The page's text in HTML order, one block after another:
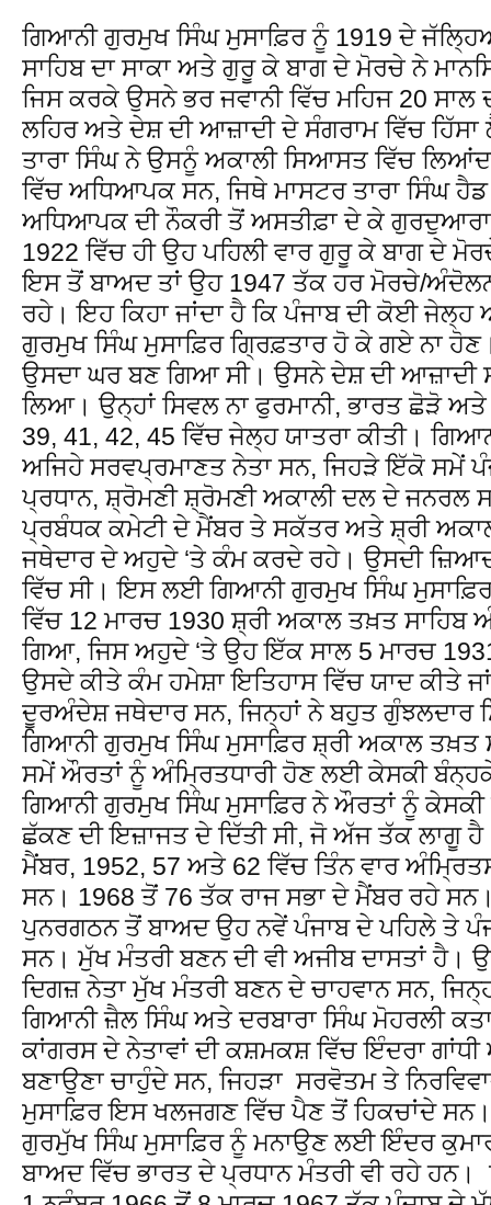
ਗਿਆਨੀ ਗੁਰਮੁਖ ਸਿੰਘ ਮੁਸਾਫ਼ਿਰ ਨੂੰ 1919 ਦੇ
ਸਾਹਿਬ ਦਾ ਸਾਕਾ ਅਤੇ ਗੁਰੂ ਕੇ ਬਾਗ ਦੇ ਮੋਰਚੇ ਨੇ
ਜਿਸ ਕਰਕੇ ਉਸਨੇ ਭਰ ਜਵਾਨੀ ਵਿੱਚ ਮਹਿਜ 20
ਲਹਿਰ ਅਤੇ ਦੇਸ਼ ਦੀ ਆਜ਼ਾਦੀ ਦੇ ਸੰਗਰਾਮ ਵਿੱਚ ਹਿੱਸਾ
ਤਾਰਾ ਸਿੰਘ ਨੇ ਉਸਨੂੰ ਅਕਾਲੀ ਸਿਆਸਤ ਵਿੱਚ
ਵਿੱਚ ਅਧਿਆਪਕ ਸਨ, ਜਿਥੇ ਮਾਸਟਰ ਤਾਰਾ ਸਿੰਘ
ਅਧਿਆਪਕ ਦੀ ਨੌਕਰੀ ਤੋਂ ਅਸਤੀਫ਼ਾ ਦੇ ਕੇ
1922 ਵਿੱਚ ਹੀ ਉਹ ਪਹਿਲੀ ਵਾਰ ਗੁਰੂ ਕੇ ਬਾਗ ਦੇ
ਇਸ ਤੋਂ ਬਾਅਦ ਤਾਂ ਉਹ 1947 ਤੱਕ ਹਰ ਮੋਰਚੇ/
ਰਹੇ। ਇਹ ਕਿਹਾ ਜਾਂਦਾ ਹੈ ਕਿ ਪੰਜਾਬ ਦੀ ਕੋਈ ਜੇਲ੍ਹ
ਗੁਰਮੁਖ ਸਿੰਘ ਮੁਸਾਫ਼ਿਰ ਗ੍ਰਿਫ਼ਤਾਰ ਹੋ ਕੇ ਗਏ ਨਾ
ਉਸਦਾ ਘਰ ਬਣ ਗਿਆ ਸੀ। ਉਸਨੇ ਦੇਸ਼ ਦੀ ਆਜ਼ਾਦੀ
ਲਿਆ। ਉਨ੍ਹਾਂ ਸਿਵਲ ਨਾ ਫੁਰਮਾਨੀ, ਭਾਰਤ ਛੋੜੋ
39, 41, 42, 45 ਵਿੱਚ ਜੇਲ੍ਹ ਯਾਤਰਾ ਕੀਤੀ।
ਅਜਿਹੇ ਸਰਵਪ੍ਰਮਾਣਤ ਨੇਤਾ ਸਨ, ਜਿਹੜੇ ਇੱਕੋ ਸਮੇਂ
ਪ੍ਰਧਾਨ, ਸ਼੍ਰੋਮਣੀ ਸ਼੍ਰੋਮਣੀ ਅਕਾਲੀ ਦਲ ਦੇ ਜਨਰਲ
ਪ੍ਰਬੰਧਕ ਕਮੇਟੀ ਦੇ ਮੈਂਬਰ ਤੇ ਸਕੱਤਰ ਅਤੇ ਸ਼੍ਰੀ
ਜਥੇਦਾਰ ਦੇ ਅਹੁਦੇ ‘ਤੇ ਕੰਮ ਕਰਦੇ ਰਹੇ। ਉਸਦੀ
ਵਿੱਚ ਸੀ। ਇਸ ਲਈ ਗਿਆਨੀ ਗੁਰਮੁਖ ਸਿੰਘ
ਵਿੱਚ 12 ਮਾਰਚ 1930 ਸ਼੍ਰੀ ਅਕਾਲ ਤਖ਼ਤ ਸਾਹਿਬ
ਗਿਆ, ਜਿਸ ਅਹੁਦੇ ‘ਤੇ ਉਹ ਇੱਕ ਸਾਲ 5 ਮਾਰਚ
ਉਸਦੇ ਕੀਤੇ ਕੰਮ ਹਮੇਸ਼ਾ ਇਤਿਹਾਸ ਵਿੱਚ ਯਾਦ ਕੀਤੇ
ਦੂਰਅੰਦੇਸ਼ ਜਥੇਦਾਰ ਸਨ, ਜਿਨ੍ਹਾਂ ਨੇ ਬਹੁਤ ਗੁੰਝਲਦਾਰ
ਗਿਆਨੀ ਗੁਰਮੁਖ ਸਿੰਘ ਮੁਸਾਫ਼ਿਰ ਸ਼੍ਰੀ ਅਕਾਲ ਤਖ਼ਤ
ਸਮੇਂ ਔਰਤਾਂ ਨੂੰ ਅੰਮ੍ਰਿਤਧਾਰੀ ਹੋਣ ਲਈ ਕੇਸਕੀ
ਗਿਆਨੀ ਗੁਰਮੁਖ ਸਿੰਘ ਮੁਸਾਫ਼ਿਰ ਨੇ ਔਰਤਾਂ ਨੂੰ ਕੇਸਕੀ
ਛੱਕਣ ਦੀ ਇਜ਼ਾਜਤ ਦੇ ਦਿੱਤੀ ਸੀ, ਜੋ ਅੱਜ ਤੱਕ ਲਾਗੂ
ਮੈਂਬਰ, 1952, 57 ਅਤੇ 62 ਵਿੱਚ ਤਿੰਨ ਵਾਰ
ਸਨ। 1968 ਤੋਂ 76 ਤੱਕ ਰਾਜ ਸਭਾ ਦੇ ਮੈਂਬਰ ਰਹੇ
ਪੁਨਰਗਠਨ ਤੋਂ ਬਾਅਦ ਉਹ ਨਵੇਂ ਪੰਜਾਬ ਦੇ ਪਹਿਲੇ ਤੇ
ਸਨ। ਮੁੱਖ ਮੰਤਰੀ ਬਣਨ ਦੀ ਵੀ ਅਜੀਬ ਦਾਸਤਾਂ
ਦਿਗਜ਼ ਨੇਤਾ ਮੁੱਖ ਮੰਤਰੀ ਬਣਨ ਦੇ ਚਾਹਵਾਨ ਸਨ,
ਗਿਆਨੀ ਜ਼ੈਲ ਸਿੰਘ ਅਤੇ ਦਰਬਾਰਾ ਸਿੰਘ ਮੋਹਰਲੀ
ਕਾਂਗਰਸ ਦੇ ਨੇਤਾਵਾਂ ਦੀ ਕਸ਼ਮਕਸ਼ ਵਿੱਚ ਇੰਦਰਾ
ਬਣਾਉਣਾ ਚਾਹੁੰਦੇ ਸਨ, ਜਿਹੜਾ ਸਰਵੋਤਮ ਤੇ
ਮੁਸਾਫ਼ਿਰ ਇਸ ਖਲਜਗਣ ਵਿੱਚ ਪੈਣ ਤੋਂ ਹਿਕਚਾਂਦੇ
ਗੁਰਮੁੱਖ ਸਿੰਘ ਮੁਸਾਫ਼ਿਰ ਨੂੰ ਮਨਾਉਣ ਲਈ ਇੰਦਰ
ਬਾਅਦ ਵਿੱਚ ਭਾਰਤ ਦੇ ਪ੍ਰਧਾਨ ਮੰਤਰੀ ਵੀ ਰਹੇ